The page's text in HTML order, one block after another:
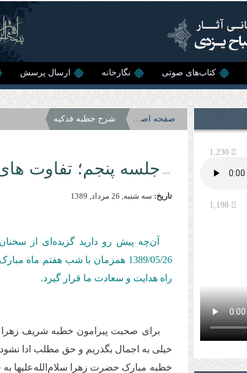
کتاب‌های صوتی نگارخانه ارسال پرسش
1,230
1,198
صفحه اصلی شرح خطبه فدکیه
جلسه پنجم؛ تفاوت
تاریخ: سه شنبه, 26 مرداد, 1389
آن‌چه پیش رو دارید گزیده‌ای از
1389/05/26
راه هدایت و سعادت ما قرار گیرد.
برای صحبت پیرامون خطبه شریف زهرا
خیلی به اجمال بگذریم و حق مطلب ادا
خطبه مبارک حضرت زهرا سلام‌الله‌علیها